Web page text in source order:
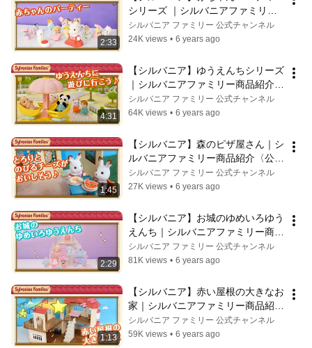
2:33
シリーズ ｜シルバニアファミリー
商品紹介〈公式〉
シルバニア ファミリー 公式チャンネル
24K views • 6 years ago
4:31
【シルバニア】ゆうえんちシリーズ
｜シルバニアファミリー商品紹介
〈公式〉
シルバニア ファミリー 公式チャンネル
64K views • 6 years ago
1:45
【シルバニア】森のピザ屋さん｜シ
ルバニアファミリー商品紹介〈公
式〉
シルバニア ファミリー 公式チャンネル
27K views • 6 years ago
2:29
【シルバニア】お城のゆめいろゆう
えんち｜シルバニアファミリー商品
紹介〈公式〉
シルバニア ファミリー 公式チャンネル
81K views • 6 years ago
1:13
【シルバニア】赤い屋根の大きなお
家｜シルバニアファミリー商品紹介
〈公式〉
シルバニア ファミリー 公式チャンネル
59K views • 6 years ago